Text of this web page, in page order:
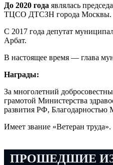
До 2020 года являлась
ТЦСО ДТСЗН города Москвы.
С 2017 года депутат
Арбат.
В настоящее время — глава
Награды:
За многолетний
грамотой Министерства
развития РФ, Благодарностью
Имеет звание «Ветеран труда».
ПРОШЕДШИЕ